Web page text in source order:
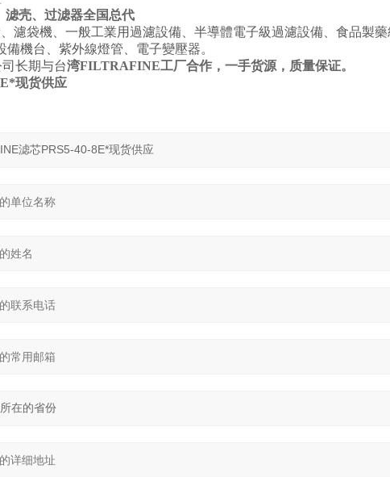
滤壳、过滤器全国总代
濾袋機、一般工業用過濾設備、半導體電子級過濾設備、食品製藥
機台、紫外線燈管、電子變壓器。
长期与台湾FILTRAFINE工厂合作，一手货源，质量保证。
现货供应